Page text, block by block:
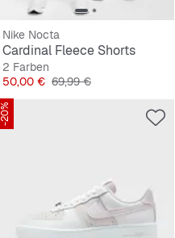
Nike Nocta
Cardinal Fleece Shorts
2 Farben
Preis
50,00 € Originalpreis
69,99 €
-20%